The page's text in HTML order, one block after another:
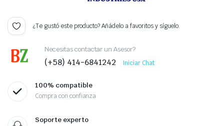
¿Te gustó este producto? Añádelo a favoritos y síguelo.
Necesitas contactar un Asesor?
(+58) 414-6841242 Iniciar Chat
100% compatible
Compra con confianza
Soporte experto